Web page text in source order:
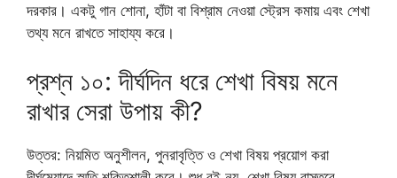
দরকার। একটু গান শোনা, হাঁটা বা বিশ্রাম নেওয়া স্ট্রেস কমায় এবং শেখা
তথ্য মনে রাখতে সাহায্য করে।
প্রশ্ন ১০: দীর্ঘদিন ধরে শেখা বিষয় মনে
রাখার সেরা উপায় কী?
উত্তর: নিয়মিত অনুশীলন, পুনরাবৃত্তি ও শেখা বিষয় প্রয়োগ করা